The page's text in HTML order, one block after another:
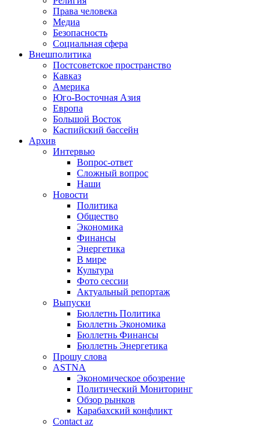
Права человека
Медиа
Безопасность
Социальная сфера
Внешполитика
Постсоветское пространство
Кавказ
Америка
Юго-Восточная Азия
Европа
Большой Восток
Каспийский бассейн
Архив
Интервью
Вопрос-ответ
Сложный вопрос
Наши
Новости
Политика
Общество
Экономика
Финансы
Энергетика
В мире
Культура
Фото сессии
Актуальный репортаж
Выпуски
Бюллетнь Политика
Бюллетнь Экономика
Бюллетнь Финансы
Бюллетнь Энергетика
Прошу слова
ASTNA
Экономическое обозрение
Политический Мониторинг
Обзор рынков
Карабахский конфликт
Contact az